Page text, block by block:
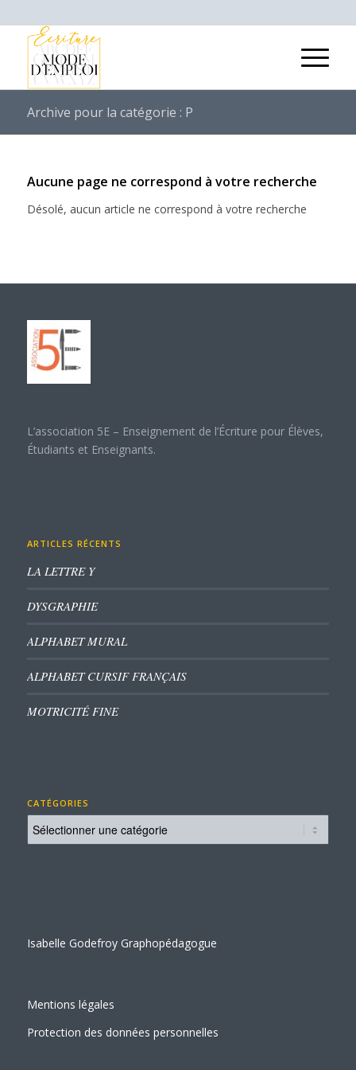
Archive pour la catégorie : P
Aucune page ne correspond à votre recherche
Désolé, aucun article ne correspond à votre recherche
L’association 5E – Enseignement de l’Écriture pour Élèves,
Étudiants et Enseignants.
ARTICLES RÉCENTS
LA LETTRE Y
DYSGRAPHIE
ALPHABET MURAL
ALPHABET CURSIF FRANÇAIS
MOTRICITÉ FINE
CATÉGORIES
Catégories
Isabelle Godefroy Graphopédagogue
Mentions légales
Protection des données personnelles